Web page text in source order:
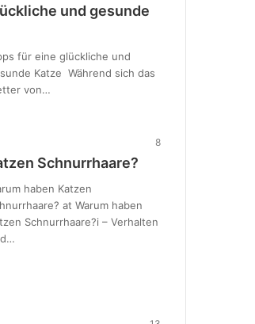
und gesunde
für eine glückliche und
Katze Während sich das
von…
8
Schnurrhaare?
haben Katzen
at Warum haben
Schnurrhaare?i – Verhalten